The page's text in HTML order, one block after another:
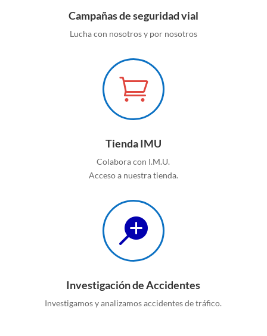
Campañas de seguridad vial
Lucha con nosotros y por nosotros

Tienda IMU
Colabora con I.M.U.
Acceso a nuestra tienda.

Investigación de Accidentes
Investigamos y analizamos accidentes de tráfico.